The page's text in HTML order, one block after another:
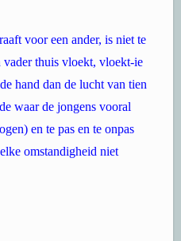
voor een ander, is niet te
thuis vloekt, vloekt-ie
hand dan de lucht van tien
waar de jongens vooral
en te pas en te onpas
omstandigheid niet